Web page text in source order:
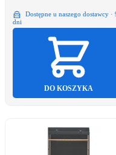
Dostępne u naszego dostawcy ·
dni
DO KOSZYKA